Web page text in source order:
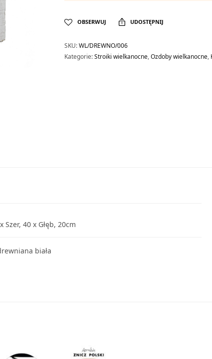
OBSERWUJ UDOSTĘPNIJ
SKU:WL/DREWNO/006
Kategorie:Stroiki wielkanocne,Ozdoby wielkanocne,
Szer, 40 x Głęb, 20cm
biała